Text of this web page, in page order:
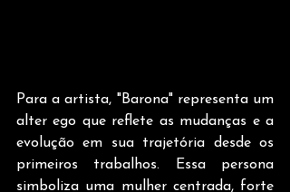
Para a artista, "Barona" representa um
alter ego que reflete as mudanças e a
evolução em sua trajetória desde os
primeiros trabalhos. Essa persona
simboliza uma mulher centrada, forte